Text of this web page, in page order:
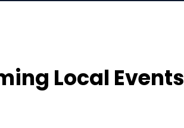
Local Events